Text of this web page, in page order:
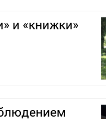
и «книжки»